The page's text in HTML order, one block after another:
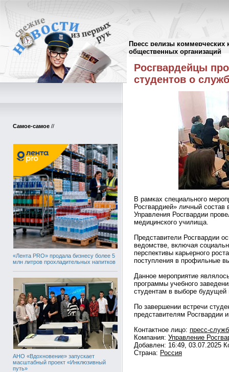
Пресс релизы коммерческих
общественных организаций
Самое-самое //
«Лента PRO» продала бизнесу более 5
млн литров прохладительных напитков
АНО «Вдохновение» запускает
масштабный проект «Инклюзивный
путь»
Пресс-релизы//
Росгвардейцы
студентов о
В рамках специального
Росгвардией» личный состав
Управления Росгвардии
медицинского училища.
Представители Росгвардии
ведомстве, включая
перспективы карьерного
поступления в профильные
Данное мероприятие
программы учебного
студентам в выборе будущей
По завершении встречи
представителям Росгвардии
Контактное лицо: пресс-
Компания: Управление
Добавлен: 16:49, 03.07.2025
Страна: Россия